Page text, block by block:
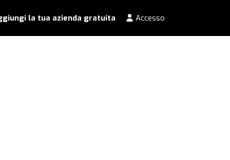
la tua azienda gratuita Accesso